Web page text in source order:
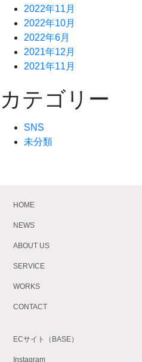
2022年11月
2022年10月
2022年6月
2021年12月
2021年11月
カテゴリー
SNS
未分類
HOME
NEWS
ABOUT US
SERVICE
WORKS
CONTACT
ECサイト（BASE）
Instagram